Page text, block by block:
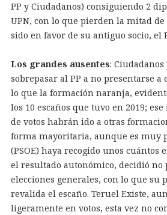
PP y Ciudadanos) consiguiendo 2
UPN, con lo que pierden la mitad
sido en favor de su antiguo socio, el
Los grandes ausentes:
sobrepasar al PP a no presentarse a
lo que la formación naranja,
los 10 escaños que tuvo en 2019;
de votos habrán ido a otras
forma mayoritaria, aunque es muy
(PSOE) haya recogido unos cuántos
el resultado autonómico, decidió no
elecciones generales, con lo que su
revalida el escaño. Teruel Existe,
ligeramente en votos, esta vez no